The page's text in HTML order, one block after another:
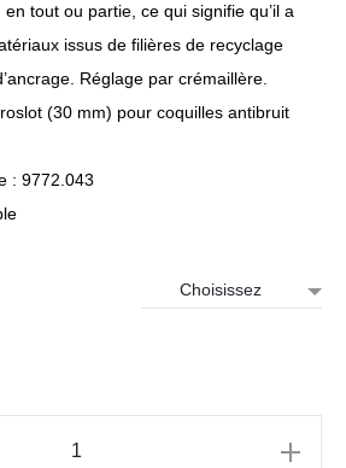
tout ou partie, ce qui signifie qu’il a
issus de filières de recyclage
Réglage par crémaillère.
(30 mm) pour coquilles antibruit
: 9772.043